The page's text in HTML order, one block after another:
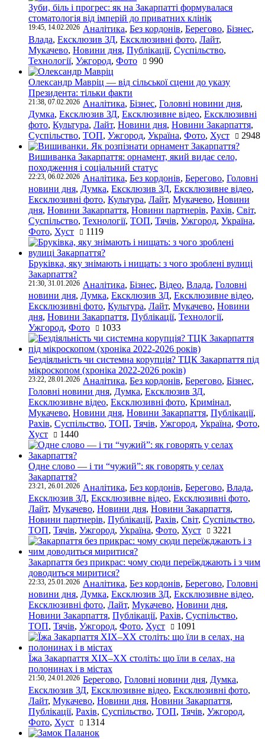
Зуби, біль і прогрес: як на Закарпатті формувалася
стоматологія від імперій до приватних клінік
19:45, 14.02.2026 Аналітика, Без кордонів, Берегово, Бізнес,
Влада, Ексклюзив ЗД, Ексклюзивні фото, Лайт,
Мукачево, Новини дня, Публікації, Суспільство,
Технології, Ужгород, Фото 990
Олександр Мавріц — від сільської сцени до указу
Президента: тільки факти
21:38, 07.02.2026 Аналітика, Бізнес, Головні новини дня,
Думка, Ексклюзив ЗД, Ексклюзивне відео, Ексклюзивні
фото, Культура, Лайт, Новини дня, Новини Закарпаття,
Суспільство, ТОП, Ужгород, Україна, Фото, Хуст 2948
Вишиванка Закарпаття: орнамент, який видає село,
походження і соціальний статус
22:23, 06.02.2026 Аналітика, Без кордонів, Берегово, Головні
новини дня, Думка, Ексклюзив ЗД, Ексклюзивне відео,
Ексклюзивні фото, Культура, Лайт, Мукачево, Новини
дня, Новини Закарпаття, Новини партнерів, Рахів, Світ,
Суспільство, Технології, ТОП, Тячів, Ужгород, Україна,
Фото, Хуст 1119
Бруківка, яку знімають і нищать: з чого зроблені вулиці
Закарпаття?
21:30, 31.01.2026 Аналітика, Бізнес, Відео, Влада, Головні
новини дня, Думка, Ексклюзив ЗД, Ексклюзивне відео,
Ексклюзивні фото, Культура, Лайт, Мукачево, Новини
дня, Новини Закарпаття, Публікації, Технології,
Ужгород, Фото 1033
Бездіяльність чи системна корупція? ТЦК Закарпаття під
мікроскопом (хроніка 2022-2026 років)
23:22, 28.01.2026 Аналітика, Без кордонів, Берегово, Бізнес,
Головні новини дня, Думка, Ексклюзив ЗД,
Ексклюзивне відео, Ексклюзивні фото, Кримінал,
Мукачево, Новини дня, Новини Закарпаття, Публікації,
Рахів, Суспільство, ТОП, Тячів, Ужгород, Україна, Фото,
Хуст
1440
Одне слово — і ти “чужий”: як говорять у селах
Закарпаття?
23:21, 26.01.2026 Аналітика, Без кордонів, Берегово, Влада,
Ексклюзив ЗД, Ексклюзивне відео, Ексклюзивні фото,
Лайт, Мукачево, Новини дня, Новини Закарпаття,
Новини партнерів, Публікації, Рахів, Світ, Суспільство,
ТОП, Тячів, Ужгород, Україна, Фото, Хуст 3221
Закарпаття без прикрас: чому сюди переїжджають і з чим
доводиться миритися?
22:33, 25.01.2026 Аналітика, Без кордонів, Берегово, Головні
новини дня, Думка, Ексклюзив ЗД, Ексклюзивне відео,
Ексклюзивні фото, Лайт, Мукачево, Новини дня,
Новини Закарпаття, Публікації, Рахів, Суспільство,
ТОП, Тячів, Ужгород, Фото, Хуст 1091
Їжа Закарпаття ХІХ–ХХ століть: що їли в селах, на
полонинах і в містах
21:50, 24.01.2026 Берегово, Головні новини дня, Думка,
Ексклюзив ЗД, Ексклюзивне відео, Ексклюзивні фото,
Лайт, Мукачево, Новини дня, Новини Закарпаття,
Публікації, Рахів, Суспільство, ТОП, Тячів, Ужгород,
Фото, Хуст 1314